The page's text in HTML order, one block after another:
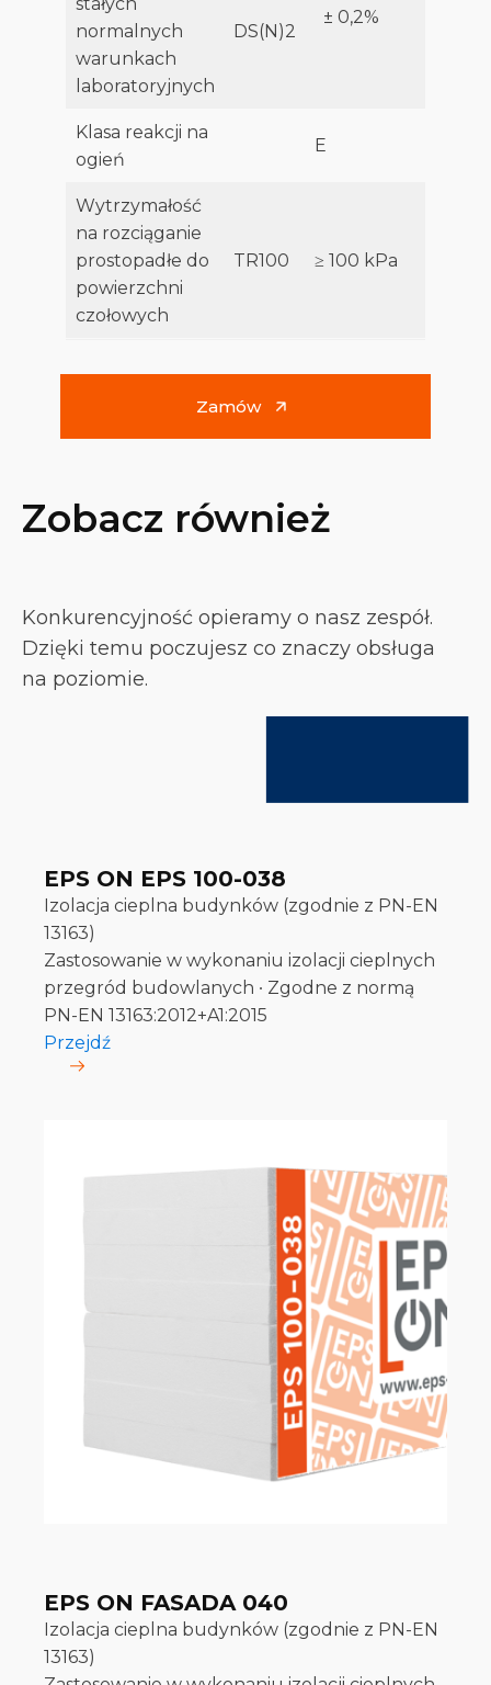
normalnych
warunkach
laboratoryjnych
DS(N)2
± 0,2%
Klasa reakcji na
ogień
E
Wytrzymałość
na rozciąganie
prostopadłe do
powierzchni
czołowych
TR100 ≥ 100 kPa
Zamów
Zobacz również
Konkurencyjność opieramy o nasz zespół.
Dzięki temu poczujesz co znaczy obsługa
na poziomie.
EPS ON EPS 100-038
Izolacja cieplna budynków (zgodnie z PN-EN
13163)
Zastosowanie w wykonaniu izolacji cieplnych
przegród budowlanych ∙ Zgodne z normą
PN-EN 13163:2012+A1:2015
Przejdź
EPS ON FASADA 040
Izolacja cieplna budynków (zgodnie z PN-EN
13163)